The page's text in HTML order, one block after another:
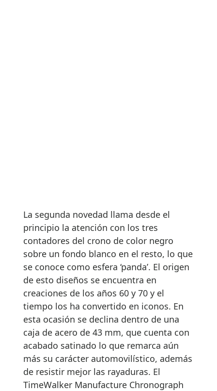
La segunda novedad llama desde el
principio la atención con los tres
contadores del crono de color negro
sobre un fondo blanco en el resto, lo que
se conoce como esfera ‘panda’. El origen
de esto diseños se encuentra en
creaciones de los años 60 y 70 y el
tiempo los ha convertido en iconos. En
esta ocasión se declina dentro de una
caja de acero de 43 mm, que cuenta con
acabado satinado lo que remarca aún
más su carácter automovilístico, además
de resistir mejor las rayaduras. El
TimeWalker Manufacture Chronograph